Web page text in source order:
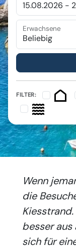
Erwachsene
FILTER:
Wenn
die
besser aus
sich für